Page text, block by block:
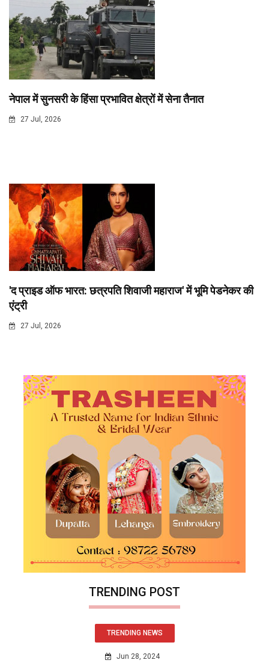
नेपाल में सुनसरी के हिंसा प्रभावित क्षेत्रों में सेना तैनात
27 Jul, 2026
'द प्राइड ऑफ भारत: छत्रपति शिवाजी महाराज' में भूमि पेडनेकर की
एंट्री
27 Jul, 2026
TRENDING POST
TRENDING NEWS
Jun 28, 2024